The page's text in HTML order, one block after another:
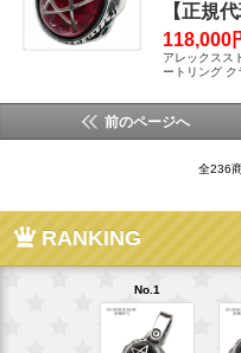
【正規
118,000
アレックスス
ートリング ク
前のページへ
全236
RANKING
No.1